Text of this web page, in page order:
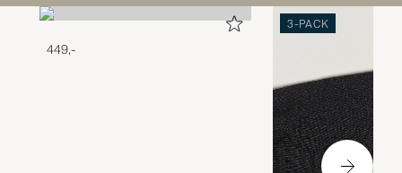
449,-
3-PACK